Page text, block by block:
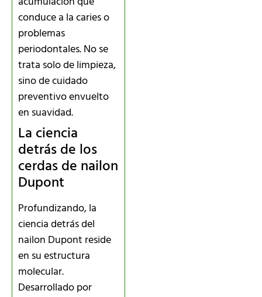
conduce a la caries o
problemas
periodontales. No se
trata solo de limpieza,
sino de cuidado
preventivo envuelto
en suavidad.
La ciencia
detrás de los
cerdas de nailon
Dupont
Profundizando, la
ciencia detrás del
nailon Dupont reside
en su estructura
molecular.
Desarrollado por